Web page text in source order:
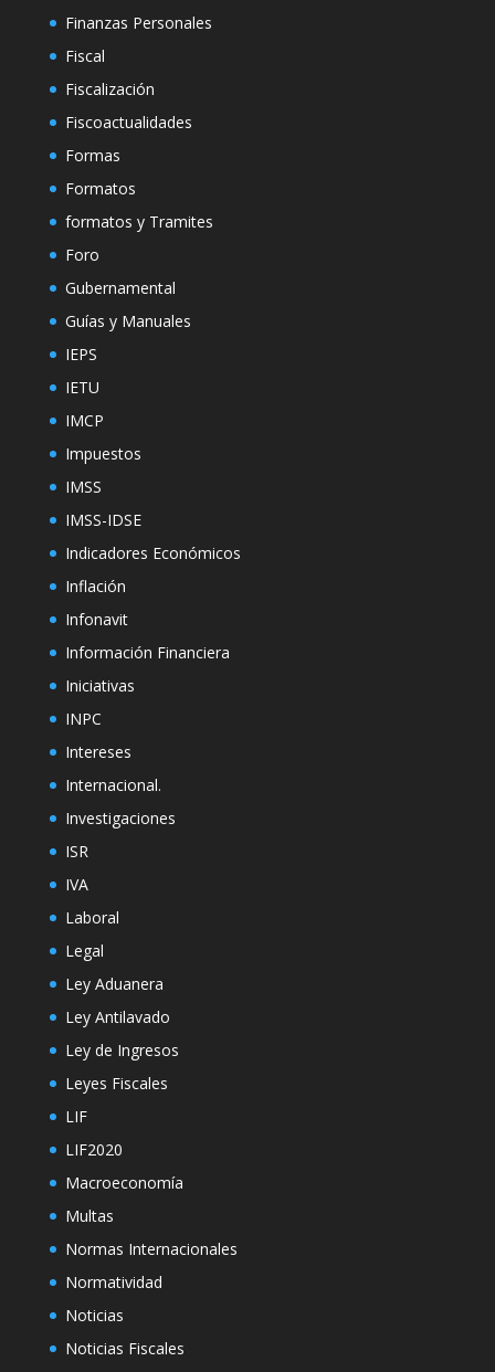
Finanzas Personales
Fiscal
Fiscalización
Fiscoactualidades
Formas
Formatos
formatos y Tramites
Foro
Gubernamental
Guías y Manuales
IEPS
IETU
IMCP
Impuestos
IMSS
IMSS-IDSE
Indicadores Económicos
Inflación
Infonavit
Información Financiera
Iniciativas
INPC
Intereses
Internacional.
Investigaciones
ISR
IVA
Laboral
Legal
Ley Aduanera
Ley Antilavado
Ley de Ingresos
Leyes Fiscales
LIF
LIF2020
Macroeconomía
Multas
Normas Internacionales
Normatividad
Noticias
Noticias Fiscales